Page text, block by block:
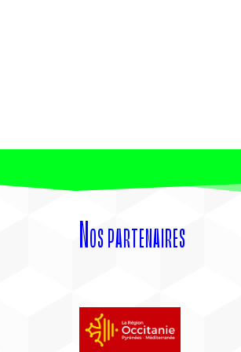
Nos partenaires